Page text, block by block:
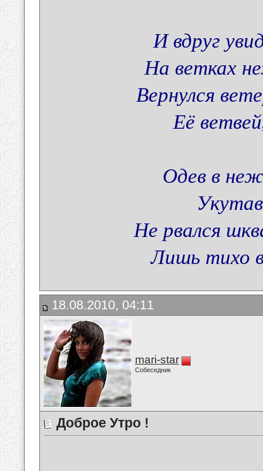
И вдруг
На ветках
Вернулся
Её
Одев в
Не рвался
Лишь тихо
18.08.2010, 04:11
mari-star
Собеседник
Доброе Утро !